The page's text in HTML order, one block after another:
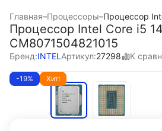
Главная–Процессоры–Процессор
Процессор Intel Core i5
CM8071504821015
Бренд:INTEL Артикул:27298 К
-19% Хит!